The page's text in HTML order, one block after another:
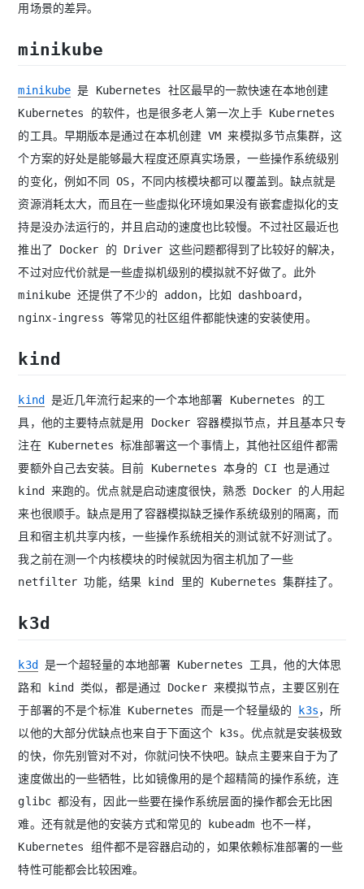
用场景的差异。
minikube
minikube 是 Kubernetes 社区最早的一款快速在本地创建
Kubernetes 的软件，也是很多老人第一次上手 Kubernetes
的工具。早期版本是通过在本机创建 VM 来模拟多节点集群，这
个方案的好处是能够最大程度还原真实场景，一些操作系统级别
的变化，例如不同 OS，不同内核模块都可以覆盖到。缺点就是
资源消耗太大，而且在一些虚拟化环境如果没有嵌套虚拟化的支
持是没办法运行的，并且启动的速度也比较慢。不过社区最近也
推出了 Docker 的 Driver 这些问题都得到了比较好的解决，
不过对应代价就是一些虚拟机级别的模拟就不好做了。此外
minikube 还提供了不少的 addon，比如 dashboard，
nginx-ingress 等常见的社区组件都能快速的安装使用。
kind
kind
是近几年流行起来的一个本地部署 Kubernetes 的工
具，他的主要特点就是用 Docker 容器模拟节点，并且基本只专
注在 Kubernetes 标准部署这一个事情上，其他社区组件都需
要额外自己去安装。目前 Kubernetes 本身的 CI 也是通过
kind 来跑的。优点就是启动速度很快，熟悉 Docker 的人用起
来也很顺手。缺点是用了容器模拟缺乏操作系统级别的隔离，而
且和宿主机共享内核，一些操作系统相关的测试就不好测试了。
我之前在测一个内核模块的时候就因为宿主机加了一些
netfilter 功能，结果 kind 里的 Kubernetes 集群挂了。
k3d
k3d
是一个超轻量的本地部署 Kubernetes 工具，他的大体思
路和 kind 类似，都是通过 Docker 来模拟节点，主要区别在
于部署的不是个标准 Kubernetes 而是一个轻量级的
k3s，所
以他的大部分优缺点也来自于下面这个 k3s。优点就是安装极致
的快，你先别管对不对，你就问快不快吧。缺点主要来自于为了
速度做出的一些牺牲，比如镜像用的是个超精简的操作系统，连
glibc 都没有，因此一些要在操作系统层面的操作都会无比困
难。还有就是他的安装方式和常见的 kubeadm 也不一样，
Kubernetes 组件都不是容器启动的，如果依赖标准部署的一些
特性可能都会比较困难。